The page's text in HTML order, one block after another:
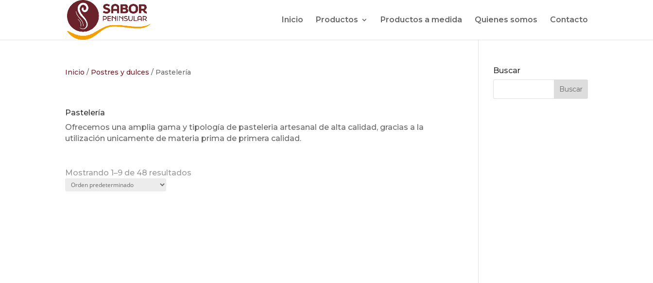
Inicio Productos Productos a medida Quienes somos Contacto
Inicio / Postres y dulces / Pastelería
Pastelería
Ofrecemos una amplia gama y tipología de pasteleria artesanal de alta calidad, gracias a la
utilización unicamente de materia prima de primera calidad.
Mostrando 1–9 de 48 resultados
Buscar